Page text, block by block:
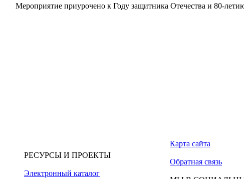
Мероприятие приурочено к Году защитника Отечества и 80-
РЕСУРСЫ И ПРОЕКТЫ
Электронный каталог
Карта сайта
Обратная связь